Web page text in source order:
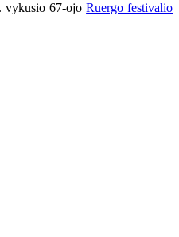
vykusio 67-ojoRuergo festivalio